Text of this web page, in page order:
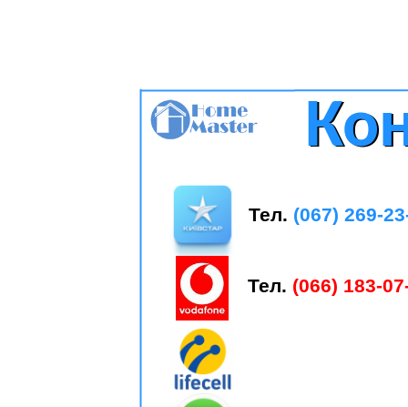
Тел. (067) 269-
Тел. (066) 183-